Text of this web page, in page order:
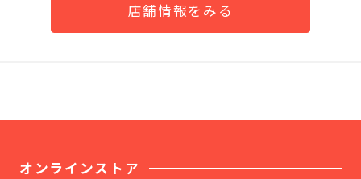
店舗情報をみる
オンラインストア